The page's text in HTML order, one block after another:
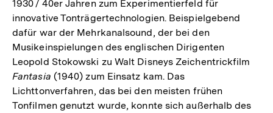
1930 / 40er Jahren zum Experimentierfeld für
innovative Tonträgertechnologien. Beispielgebend
dafür war der Mehrkanalsound, der bei den
Musikeinspielungen des englischen Dirigenten
Leopold Stokowski zu Walt Disneys Zeichentrickfilm
Fantasia (1940) zum Einsatz kam. Das
Lichttonverfahren, das bei den meisten frühen
Tonfilmen genutzt wurde, konnte sich außerhalb des